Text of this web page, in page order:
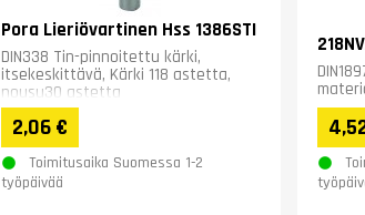
Pora Lieriövartinen Hss 1386STI
DIN338 Tin-pinnoitettu kärki,
itsekeskittävä, Kärki 118 astetta,
nousu30 astetta
2,06 €
Toimitusaika Suomessa 1-2
työpäivää